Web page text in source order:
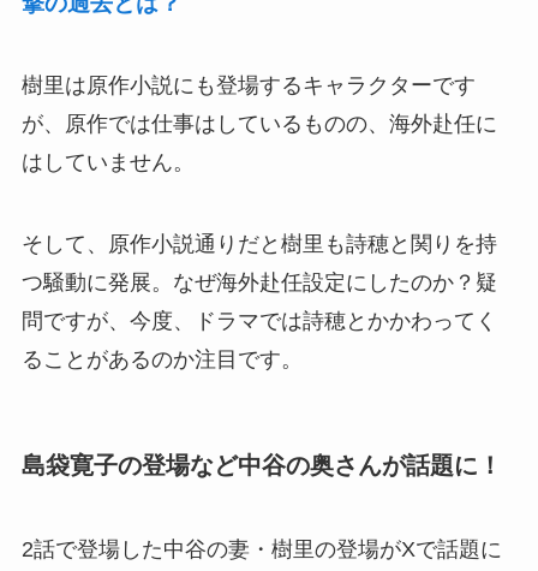
樹里は原作小説にも登場するキャラクターです
が、原作では仕事はしているものの、海外赴任に
はしていません。
そして、原作小説通りだと樹里も詩穂と関りを持
つ騒動に発展。なぜ海外赴任設定にしたのか？疑
問ですが、今度、ドラマでは詩穂とかかわってく
ることがあるのか注目です。
島袋寛子の登場など中谷の奥さんが話題に！
2話で登場した中谷の妻・樹里の登場がXで話題に